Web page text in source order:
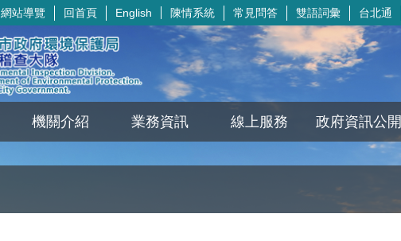
網站導覽 回首頁 English 陳情系統 常見問答 雙語詞彙 台北通
機關介紹 業務資訊 線上服務 政府資訊公開